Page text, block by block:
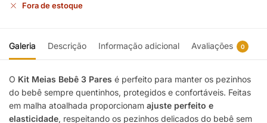
Fora de estoque
Galeria Descrição Informação adicional Avaliações 0
O Kit Meias Bebê 3 Pares é perfeito para manter os pezinhos
do bebê sempre quentinhos, protegidos e confortáveis. Feitas
em malha atoalhada proporcionam ajuste perfeito e
elasticidade, respeitando os pezinhos delicados do bebê sem